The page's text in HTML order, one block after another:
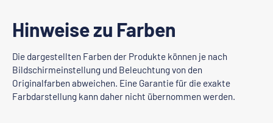
Hinweise zu Farben
Die dargestellten Farben der Produkte können je nach
Bildschirmeinstellung und Beleuchtung von den
Originalfarben abweichen. Eine Garantie für die exakte
Farbdarstellung kann daher nicht übernommen werden.